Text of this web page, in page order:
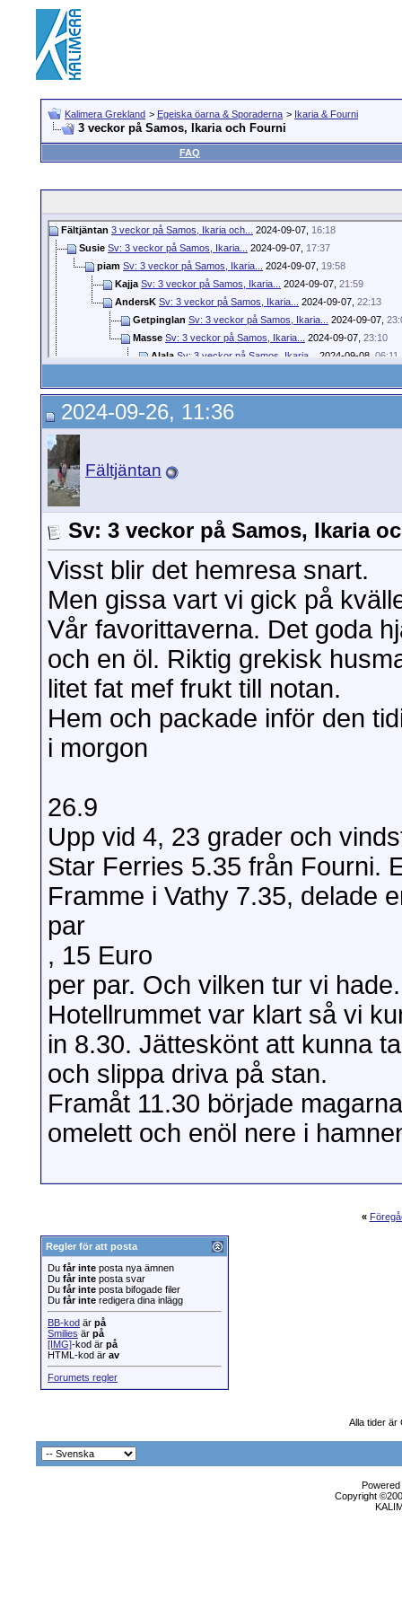
Kalimera Grekland > Egeiska öarna & Sporaderna > Ikaria & Fourni
3 veckor på Samos, Ikaria och Fourni
FAQ
Fältjäntan 3 veckor på Samos, Ikaria och... 2024-09-07, 16:18
Susie Sv: 3 veckor på Samos, Ikaria... 2024-09-07, 17:37
piam Sv: 3 veckor på Samos, Ikaria... 2024-09-07, 19:58
Kajja Sv: 3 veckor på Samos, Ikaria... 2024-09-07, 21:59
AndersK Sv: 3 veckor på Samos, Ikaria... 2024-09-07, 22:13
Getpinglan Sv: 3 veckor på Samos, Ikaria... 2024-09-07,
Masse Sv: 3 veckor på Samos, Ikaria... 2024-09-07, 23:10
Alala Sv: 3 veckor på Samos, Ikaria... 2024-09-08, 06:11
Fältjäntan Sv: 3 veckor på Samos, Ikaria...2024-
Fältjäntan
Alala Sv: 3 veckor på Samos, Ikaria...2024-
maji
Sv: 3 veckor på
Fältjäntan Sv: 3
Fältjäntan
Catlady
Alala Sv: 3
Getpinglan
Sv:
Fältjäntan
2024-09-26, 11:36
Fältjäntan
Sv: 3 veckor på Samos, Ikaria
Visst blir det hemresa snart.
Men gissa vart vi gick på
Vår favorittaverna. Det goda
och en öl. Riktig grekisk
litet fat mef frukt till notan.
Hem och packade inför den
i morgon
26.9
Upp vid 4, 23 grader och
Star Ferries 5.35 från Fourni.
Framme i Vathy 7.35, delade
par
, 15 Euro
per par. Och vilken tur vi hade.
Hotellrummet var klart så vi
in 8.30. Jätteskönt att kunna
och slippa driva på stan.
Framåt 11.30 började
omelett och enöl nere i
«
Regler för att posta
Du får inte posta nya ämnen
Du får inte posta svar
Du får inte posta bifogade filer
Du får inte redigera dina inlägg
BB-kod är på
Smilies är på
[IMG]-kod är på
HTML-kod är av
Forumets regler
Alla tider är
Copyright